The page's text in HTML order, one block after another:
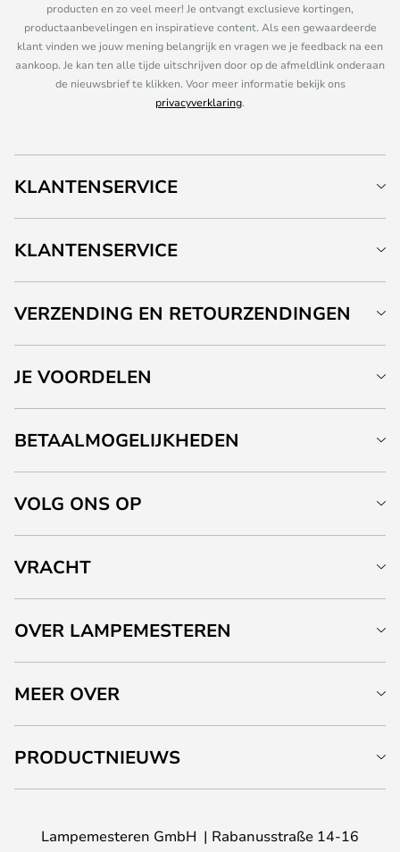
producten en zo veel meer! Je ontvangt exclusieve kortingen,
productaanbevelingen en inspiratieve content. Als een gewaardeerde
klant vinden we jouw mening belangrijk en vragen we je feedback na een
aankoop. Je kan ten alle tijde uitschrijven door op de afmeldlink onderaan
de nieuwsbrief te klikken. Voor meer informatie bekijk ons
privacyverklaring.
KLANTENSERVICE
KLANTENSERVICE
VERZENDING EN RETOURZENDINGEN
JE VOORDELEN
BETAALMOGELIJKHEDEN
VOLG ONS OP
VRACHT
OVER LAMPEMESTEREN
MEER OVER
PRODUCTNIEUWS
Lampemesteren GmbH Rabanusstraße 14-16